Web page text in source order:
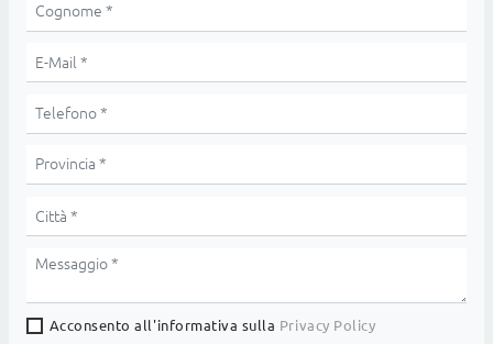
Acconsento all'informativa sulla Privacy Policy